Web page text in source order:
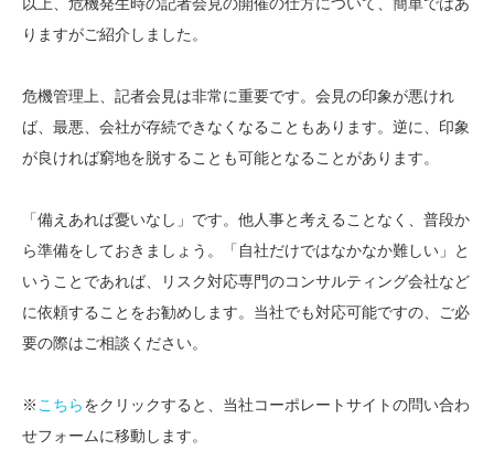
りますがご紹介しました。
危機管理上、記者会見は非常に重要です。会見の印象が悪けれ
ば、最悪、会社が存続できなくなることもあります。逆に、印象
が良ければ窮地を脱することも可能となることがあります。
「備えあれば憂いなし」です。他人事と考えることなく、普段か
ら準備をしておきましょう。「自社だけではなかなか難しい」と
いうことであれば、リスク対応専門のコンサルティング会社など
に依頼することをお勧めします。当社でも対応可能ですの、ご必
要の際はご相談ください。
※ こちらをクリックすると、当社コーポレートサイトの問い合わ
せフォームに移動します。